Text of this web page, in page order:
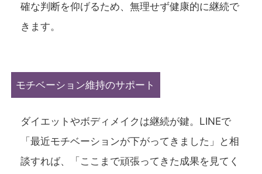
確な判断を仰げるため、無理せず健康的に継続で
きます。
モチベーション維持のサポート
ダイエットやボディメイクは継続が鍵。LINEで
「最近モチベーションが下がってきました」と相
談すれば、「ここまで頑張ってきた成果を見てく